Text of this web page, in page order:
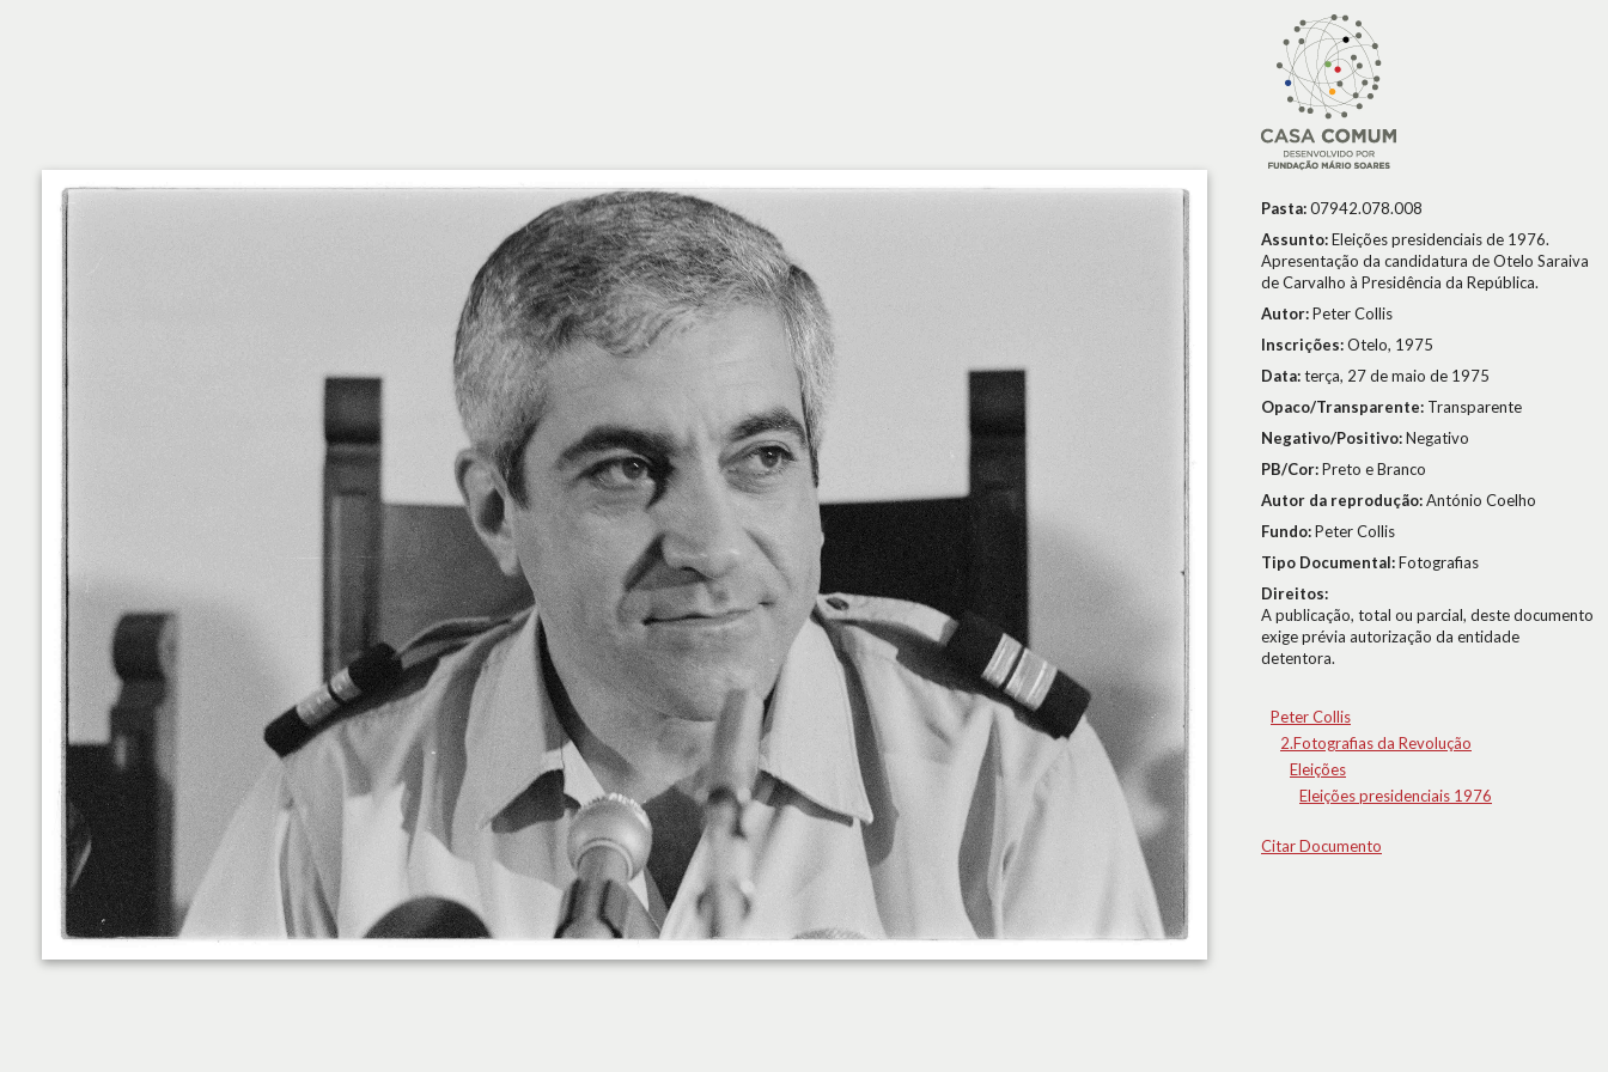
Pasta:07942.078.008
Assunto:Eleições presidenciais de 1976.
Apresentação da candidatura de Otelo Saraiva
de Carvalho à Presidência da República.
Autor:Peter Collis
Inscrições:Otelo, 1975
Data:terça, 27 de maio de 1975
Opaco/Transparente: Transparente
Negativo/Positivo:Negativo
PB/Cor:Preto e Branco
Autor da reprodução:António Coelho
Fundo:Peter Collis
Tipo Documental:Fotografias
Direitos:
A publicação, total ou parcial, deste documento
exige prévia autorização da entidade
detentora.
Peter Collis
2.Fotografias da Revolução
Eleições
Eleições presidenciais 1976
Citar Documento